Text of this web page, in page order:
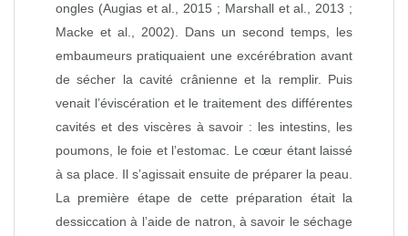
ongles (Augias et al., 2015 ; Marshall et al., 2013 ;
Macke et al., 2002). Dans un second temps, les
embaumeurs pratiquaient une excérébration avant
de sécher la cavité crânienne et la remplir. Puis
venait l’éviscération et le traitement des différentes
cavités et des viscères à savoir : les intestins, les
poumons, le foie et l’estomac. Le cœur étant laissé
à sa place. Il s’agissait ensuite de préparer la peau.
La première étape de cette préparation était la
dessiccation à l’aide de natron, à savoir le séchage